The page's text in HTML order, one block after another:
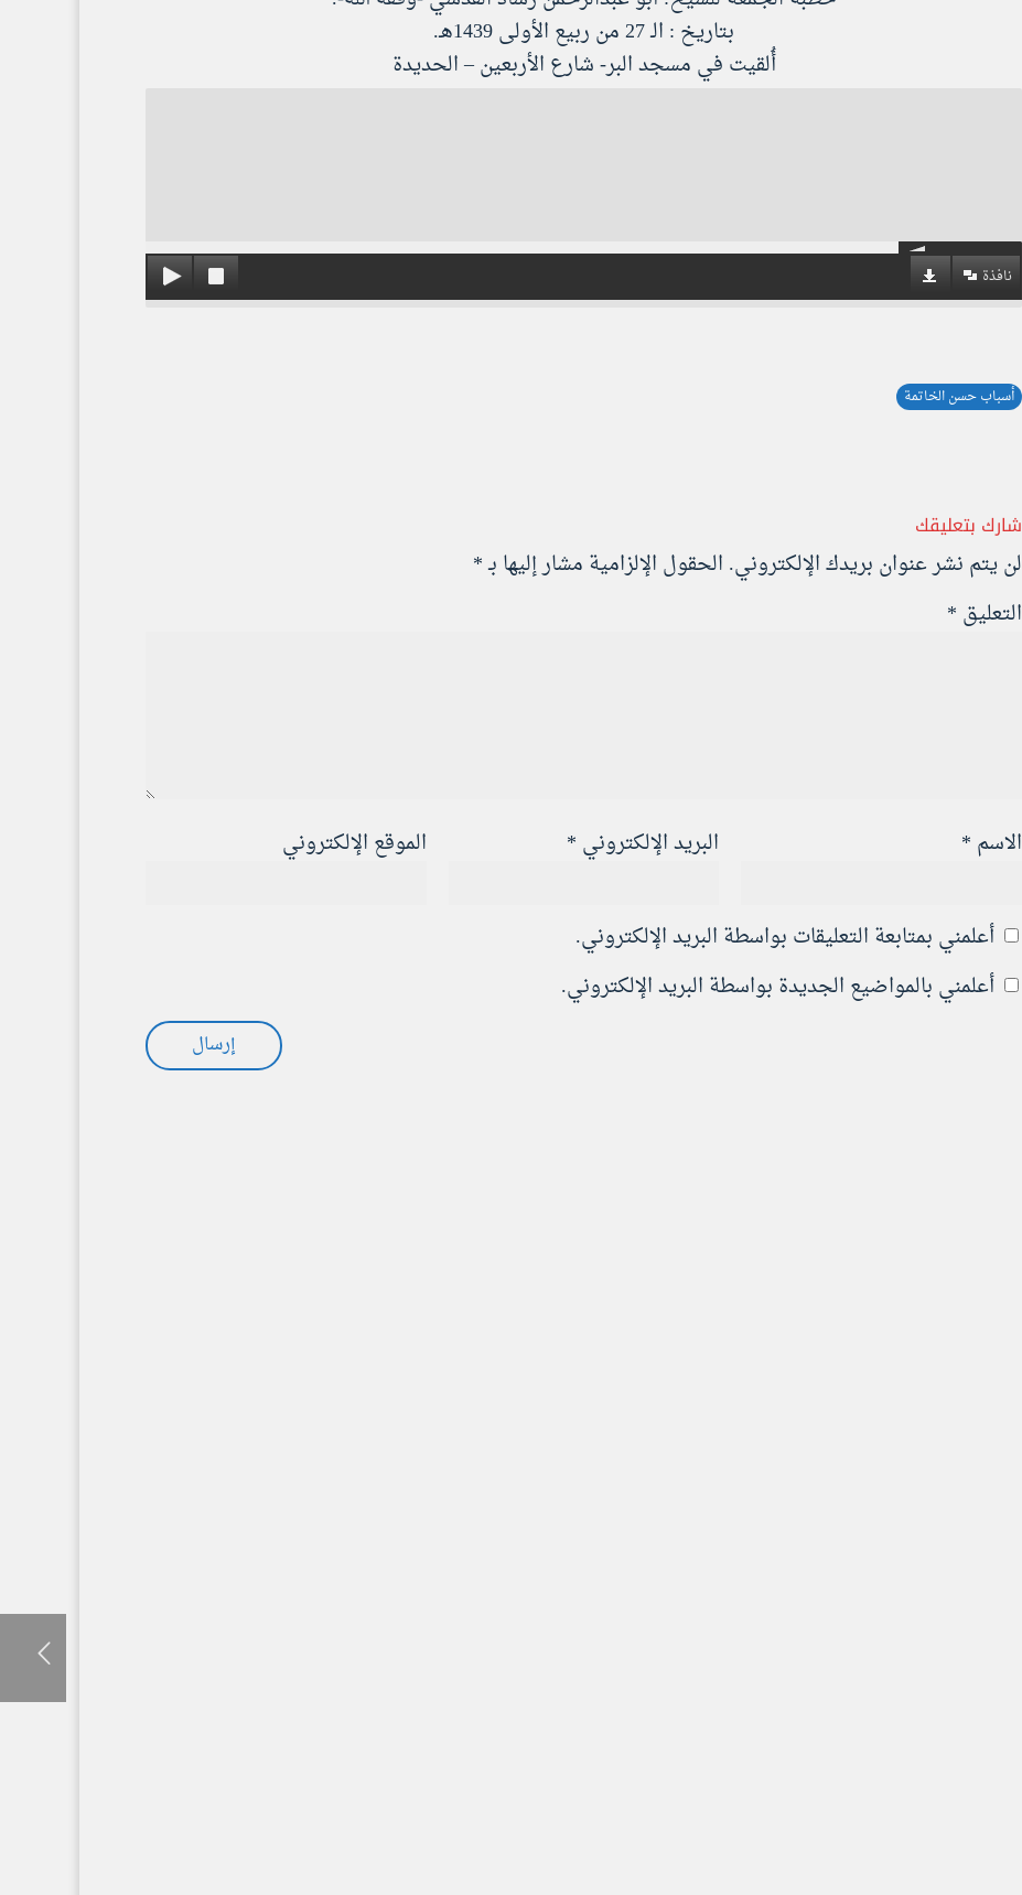
بتاريخ​ : الـ 27 من ربيع الأولى 1439هـ.
أُلقيت في مسجد البر- شارع الأربعين – الحديدة
نافذة
أسباب حسن الخاتمة
شارك بتعليقك
لن يتم نشر عنوان بريدك الإلكتروني. الحقول الإلزامية مشار إليها بـ*
التعليق *
الاسم * البريد الإلكتروني * الموقع الإلكتروني
أعلمني بمتابعة التعليقات بواسطة البريد الإلكتروني.
أعلمني بالمواضيع الجديدة بواسطة البريد الإلكتروني.